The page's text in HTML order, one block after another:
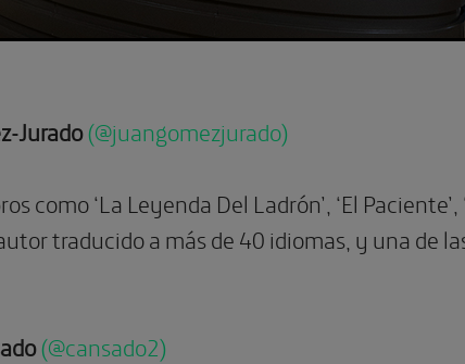
Jurado(@juangomezjurado)
como ‘La Leyenda Del Ladrón’, ‘El Paciente’,
traducido a más de 40 idiomas, y una de
(@cansado2)